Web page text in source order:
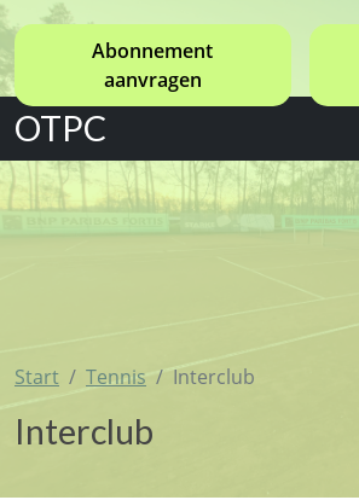
Abonnement
aanvragen
OTPC
Start Tennis Interclub
Interclub